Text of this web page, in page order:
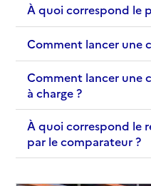
À quoi correspond le
Comment lancer une
Comment lancer une
à charge ?
À quoi correspond le
par le comparateur ?